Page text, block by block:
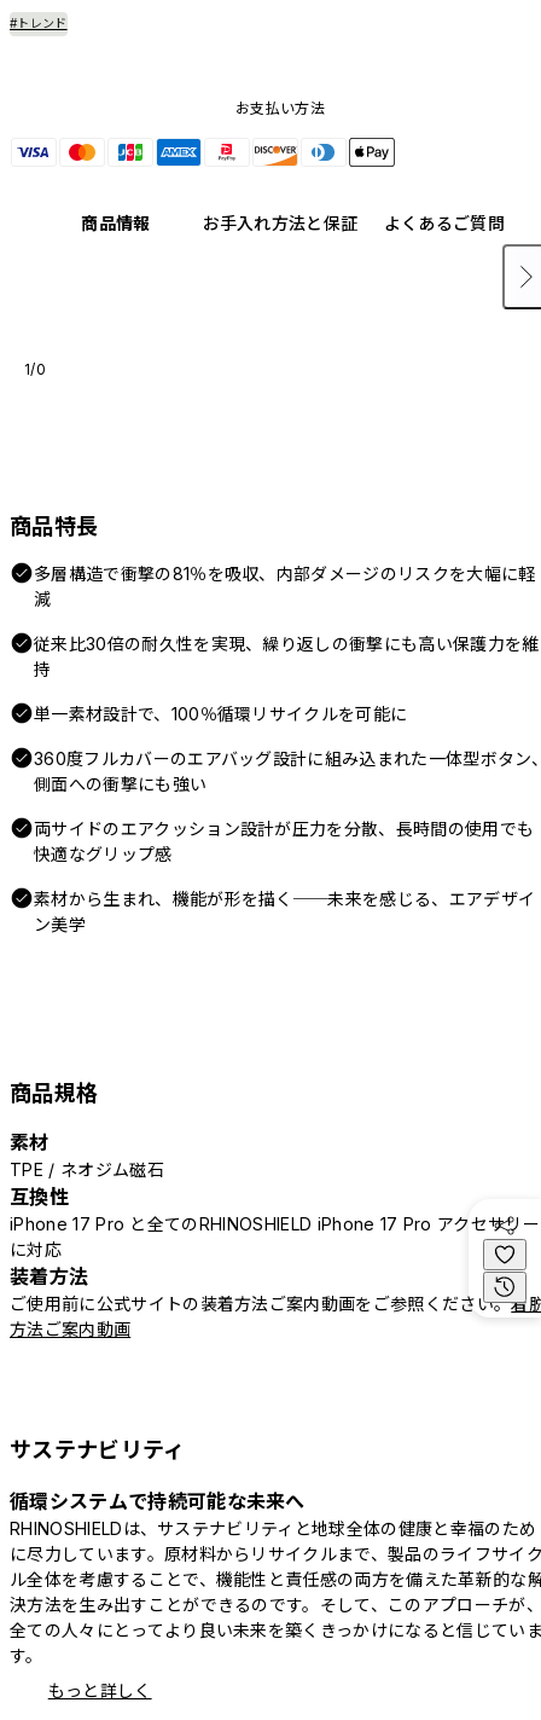
#トレンド
お支払い方法
商品情報 お手入れ方法と保証 よくあるご質問
1/0
商品特長
多層構造で衝撃の81％を吸収、内部ダメージのリスクを大幅に軽
減
従来比30倍の耐久性を実現、繰り返しの衝撃にも高い保護力を維
持
単一素材設計で、100％循環リサイクルを可能に
360度フルカバーのエアバッグ設計に組み込まれた一体型ボタン
側面への衝撃にも強い
両サイドのエアクッション設計が圧力を分散、長時間の使用でも
快適なグリップ感
素材から生まれ、機能が形を描く──未来を感じる、エアデザイ
ン美学
商品規格
素材
TPE / ネオジム磁石
互換性
iPhone 17 Pro と全てのRHINOSHIELD iPhone 17 Pro アクセサリー
に対応
装着方法
ご使用前に公式サイトの装着方法ご案内動画をご参照ください。着
方法ご案内動画
サステナビリティ
循環システムで持続可能な未来へ
RHINOSHIELDは、サステナビリティと地球全体の健康と幸福のため
に尽力しています。原材料からリサイクルまで、製品のライフサイ
ル全体を考慮することで、機能性と責任感の両方を備えた革新的な
決方法を生み出すことができるのです。そして、このアプローチが
全ての人々にとってより良い未来を築くきっかけになると信じてい
す。
もっと詳しく